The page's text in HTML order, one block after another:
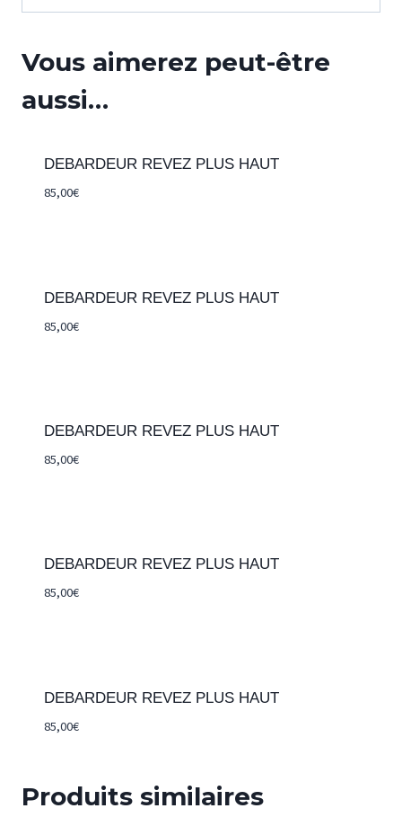
Vous aimerez peut-être
aussi…
DEBARDEUR REVEZ PLUS HAUT
85,00€
DEBARDEUR REVEZ PLUS HAUT
85,00€
DEBARDEUR REVEZ PLUS HAUT
85,00€
DEBARDEUR REVEZ PLUS HAUT
85,00€
DEBARDEUR REVEZ PLUS HAUT
85,00€
Produits similaires